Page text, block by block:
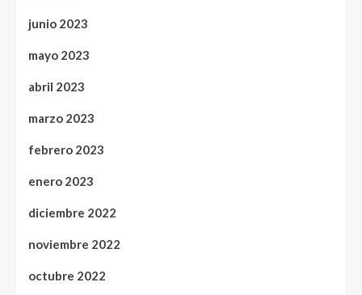
junio 2023
mayo 2023
abril 2023
marzo 2023
febrero 2023
enero 2023
diciembre 2022
noviembre 2022
octubre 2022